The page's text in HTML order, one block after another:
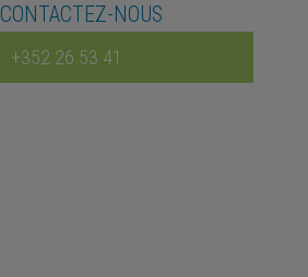
CONTACTEZ-NOUS
+352 26 53 41